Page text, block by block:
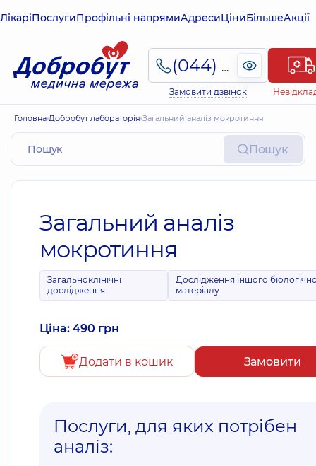
ЛікаріПослугиПрофільні напрямиАдресиЦіниБільшеАкції
(044) 495-2-888
Замовити дзвінок
Головна Добробут лабораторія Загальний аналіз мокротиння
Пошук
Загальний аналіз
мокротиння
Загальноклінічні
дослідження
Дослідження іншого
матеріалу
Ціна: 490 грн
Додати в кошик Замовити
Послуги, для яких потрібен
аналіз: